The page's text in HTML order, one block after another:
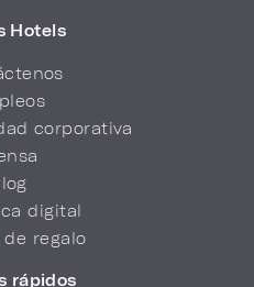
Hotels
corporativa
digital
de regalo
rápidos